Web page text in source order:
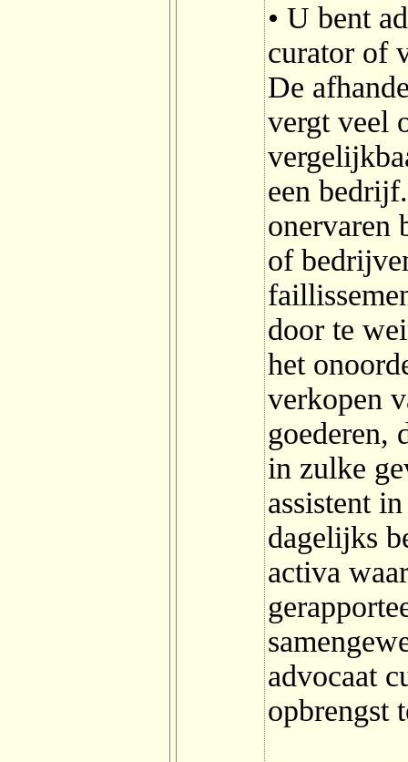
• U bent
curator of
De
vergt veel
een
onervaren
of
door te
het
verkopen
goederen,
in zulke
assistent
dagelijks
activa
advocaat
opbrengst